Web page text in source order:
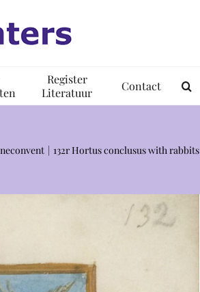
Register
Literatuur
Contact
132r Hortus conclusus with rabbits